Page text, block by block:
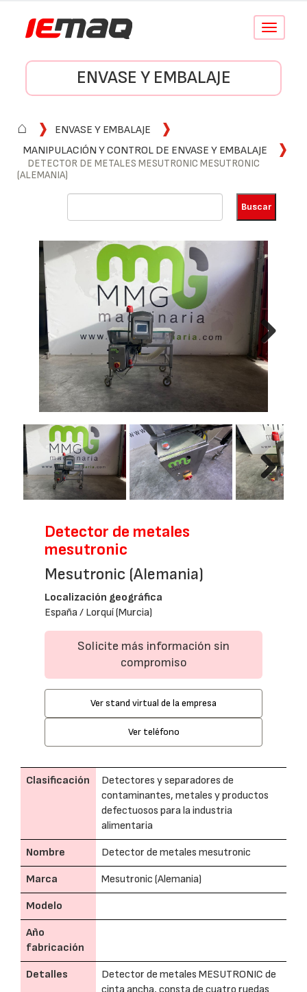
Conmutar
ENVASE Y EMBALAJE
⌂
ENVASE Y EMBALAJE
MANIPULACIÓN Y CONTROL DE ENVASE Y EMBALAJE
DETECTOR DE METALES MESUTRONIC MESUTRONIC
(ALEMANIA)
Next
Next
Detector de metales
mesutronic
Mesutronic (Alemania)
Localización geográfica
España / Lorquí (Murcia)
Solicite más información sin
compromiso
Ver stand virtual de la empresa
Ver teléfono
Clasificación
Detectores y separadores de
contaminantes, metales y productos
defectuosos para la industria
alimentaria
Nombre Detector de metales mesutronic
Marca Mesutronic (Alemania)
Modelo
Año
fabricación
Detalles
Detector de metales MESUTRONIC de